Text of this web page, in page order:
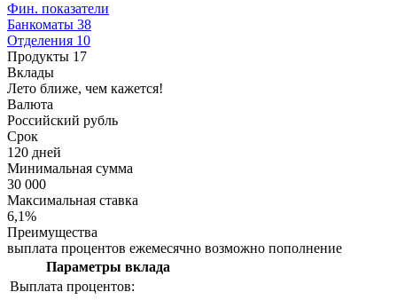
Фин. показатели
Банкоматы 38
Отделения 10
Продукты 17
Вклады
Лето ближе, чем кажется!
Валюта
Российский рубль
Срок
120 дней
Минимальная сумма
30 000
Максимальная ставка
6,1%
Преимущества
выплата процентов ежемесячно возможно пополнение
Параметры вклада
Выплата процентов: